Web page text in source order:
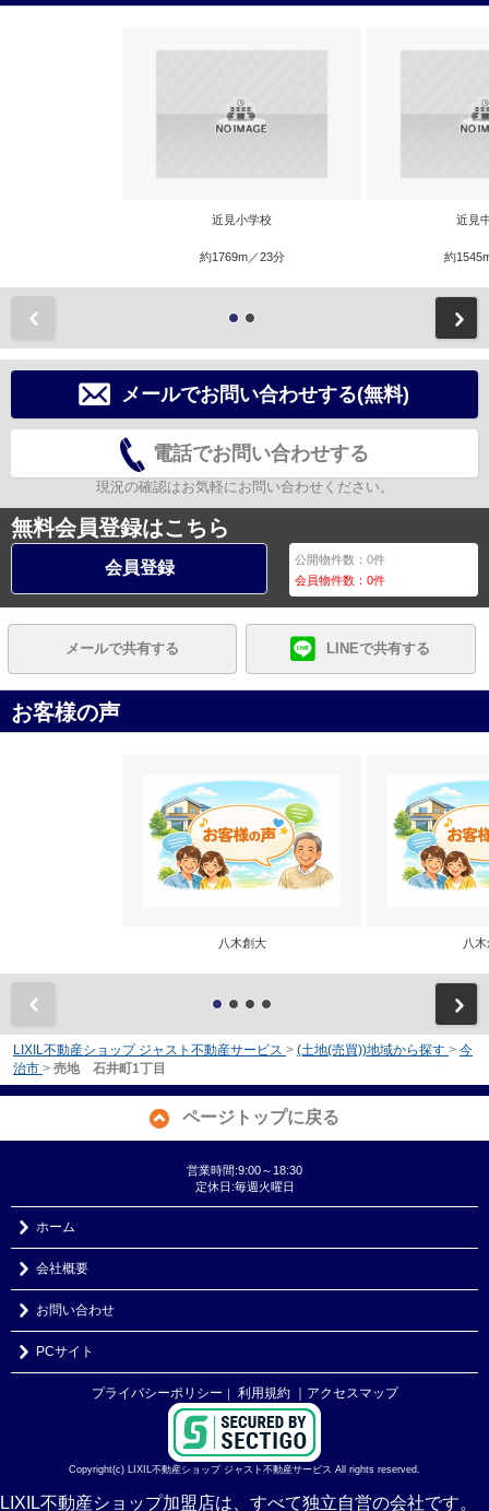
近見小学校
約1769m／23分
近見
約
メールでお問い合わせする(無料)
電話でお問い合わせする
現況の確認はお気軽にお問い合わせください。
無料会員登録はこちら
会員登録 公開物件数：0件
会員物件数：0件
メールで共有する LINEで共有する
お客様の声
八木創大 八
LIXIL不動産ショップ ジャスト不動産サービス > (土地(売買))地域から探す > 今
治市 > 売地 石井町1丁目
ページトップに戻る
営業時間:9:00～18:30
定休日:毎週火曜日
ホーム
会社概要
お問い合わせ
PCサイト
プライバシーポリシー 利用規約 ｜アクセスマップ
Copyright(c) LIXIL不動産ショップ ジャスト不動産サービス All rights reserved.
LIXIL不動産ショップ加盟店は、すべて独立自営の会社です。